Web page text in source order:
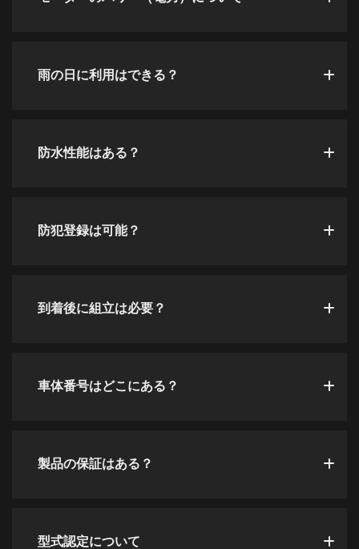
雨の日に利用はできる？
防水性能はある？
防犯登録は可能？
到着後に組立は必要？
車体番号はどこにある？
製品の保証はある？
型式認定について